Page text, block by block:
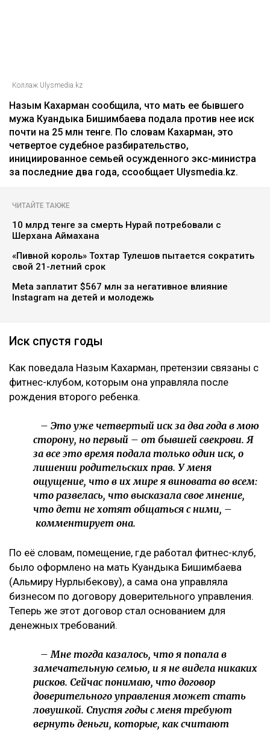
Коллаж Ulysmedia.kz
Назым Кахарман сообщила, что мать ее бывшего
мужа Куандыка Бишимбаева подала против нее иск
почти на 25 млн тенге. По словам Кахарман, это
четвертое судебное разбирательство,
инициированное семьей осужденного экс-министра
за последние два года, ссообщает Ulysmedia.kz.
ЧИТАЙТЕ ТАКЖЕ
10 млрд тенге за смерть Нурай потребовали с
Шерхана Аймахана
«Пивной король» Тохтар Тулешов пытается сократить
свой 21-летний срок
Meta заплатит $567 млн за негативное влияние
Instagram на детей и молодежь
Иск спустя годы
Как поведала Назым Кахарман, претензии связаны с
фитнес-клубом, которым она управляла после
рождения второго ребенка.
– Это уже четвертый иск за два года в мою
сторону, но первый – от бывшей свекрови. Я
за все это время подала только один иск, о
лишении родительских прав. У меня
ощущение, что в их мире я виновата во всем:
что развелась, что высказала свое мнение,
что дети не хотят общаться с ними, –
комментирует она.
По её словам, помещение, где работал фитнес-клуб,
было оформлено на мать Куандыка Бишимбаева
(Альмиру Нурлыбекову), а сама она управляла
бизнесом по договору доверительного управления.
Теперь же этот договор стал основанием для
денежных требований.
– Мне тогда казалось, что я попала в
замечательную семью, и я не видела никаких
рисков. Сейчас понимаю, что договор
доверительного управления может стать
ловушкой. Спустя годы с меня требуют
вернуть деньги, которые, как считают